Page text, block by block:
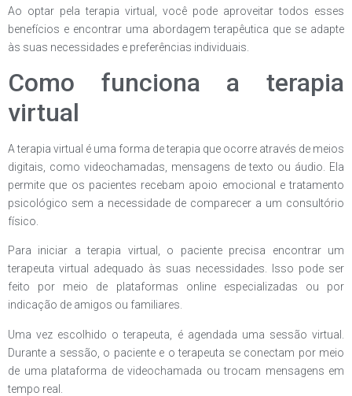
Ao optar pela terapia virtual, você pode aproveitar todos esses
benefícios e encontrar uma abordagem terapêutica que se adapte
às suas necessidades e preferências individuais.
Como funciona a terapia
virtual
A terapia virtual é uma forma de terapia que ocorre através de meios
digitais, como videochamadas, mensagens de texto ou áudio. Ela
permite que os pacientes recebam apoio emocional e tratamento
psicológico sem a necessidade de comparecer a um consultório
físico.
Para iniciar a terapia virtual, o paciente precisa encontrar um
terapeuta virtual adequado às suas necessidades. Isso pode ser
feito por meio de plataformas online especializadas ou por
indicação de amigos ou familiares.
Uma vez escolhido o terapeuta, é agendada uma sessão virtual.
Durante a sessão, o paciente e o terapeuta se conectam por meio
de uma plataforma de videochamada ou trocam mensagens em
tempo real.